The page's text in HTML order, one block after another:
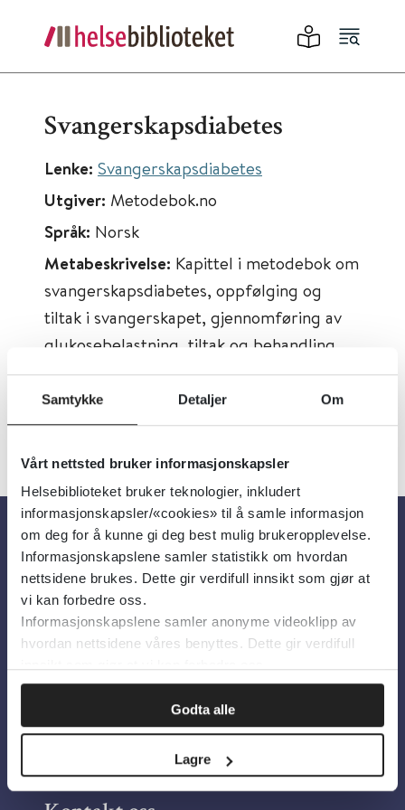
Samtykke Detaljer Om
Vårt nettsted bruker informasjonskapsler
Helsebiblioteket bruker teknologier, inkludert
informasjonskapsler/«cookies» til å samle informasjon
om deg for å kunne gi deg best mulig brukeropplevelse.
Informasjonskapslene samler statistikk om hvordan
nettsidene brukes. Dette gir verdifull innsikt som gjør at
vi kan forbedre oss.
Informasjonskapslene samler anonyme videoklipp av
hvordan nettsidene våres benyttes. Dette gir verdifull
Godta alle
Lagre
Svangerskapsdiabetes
Lenke: Svangerskapsdiabetes
Utgiver: Metodebok.no
Språk: Norsk
Metabeskrivelse: Kapittel i metodebok om
svangerskapsdiabetes, oppfølging og
tiltak i svangerskapet, gjennomføring av
glukosebelastning, tiltak og behandling.
Om oss
Om Helsebiblioteket
Personvern og informasjonskapsler
Tilgjengelighetserklæring
Information in English
Bilder fra Colourbox.com